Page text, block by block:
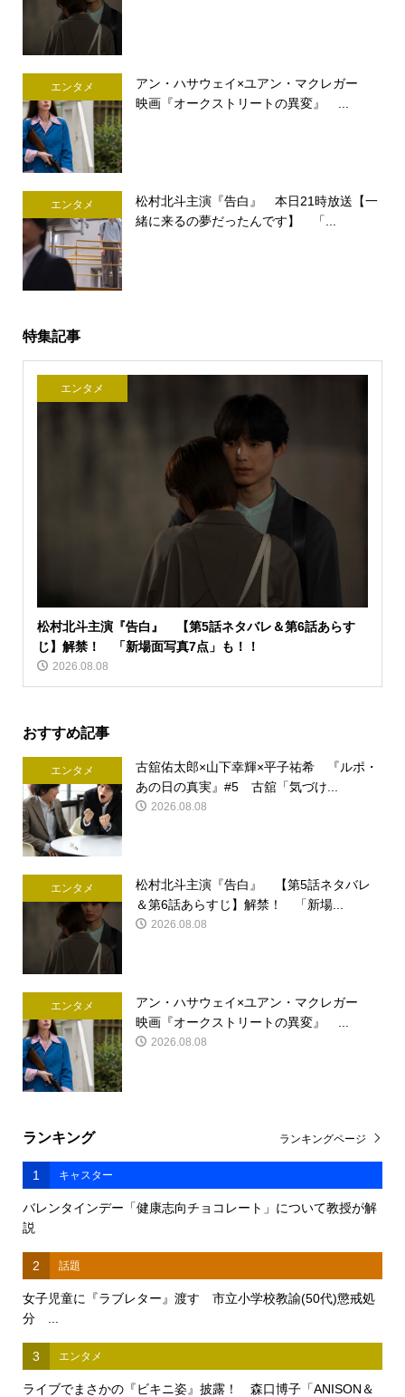
エンタメ
アン・ハサウェイ×ユアン・マクレガー
映画『オークストリートの異変』 ...
エンタメ
松村北斗主演『告白』 本日21時放送【一
緒に来るの夢だったんです】 「...
特集記事
エンタメ
松村北斗主演『告白』 【第5話ネタバレ＆第6話あらす
じ】解禁！ 「新場面写真7点」も！！
2026.08.08
おすすめ記事
エンタメ
古舘佑太郎×山下幸輝×平子祐希 『ルポ・
あの日の真実』#5 古舘「気づけ...
2026.08.08
エンタメ
松村北斗主演『告白』 【第5話ネタバレ
＆第6話あらすじ】解禁！ 「新場...
2026.08.08
エンタメ
アン・ハサウェイ×ユアン・マクレガー
映画『オークストリートの異変』 ...
2026.08.08
ランキング
1 キャスター
バレンタインデー「健康志向チョコレート」について教授が解
説
2 話題
女子児童に『ラブレター』渡す 市立小学校教諭(50代)懲戒処
分 ...
3 エンタメ
ライブでまさかの『ビキニ姿』披露！ 森口博子「ANISON＆
ランキングページ